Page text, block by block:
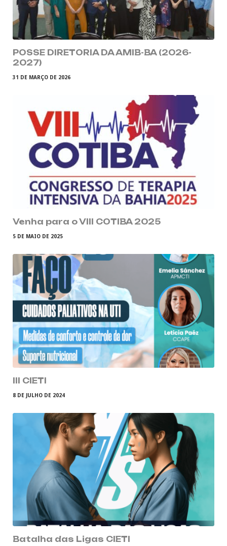
POSSE DIRETORIA DA AMIB-BA (2026-
2027)
31 DE MARÇO DE 2026
Venha para o VIII COTIBA 2025
5 DE MAIO DE 2025
III CIETI
8 DE JULHO DE 2024
Batalha das Ligas CIETI